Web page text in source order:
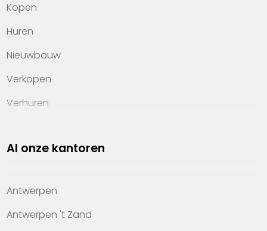
Kopen
Huren
Nieuwbouw
Verkopen
Verhuren
Property management
Kennis van wonen
Kantoren
Al onze kantoren
Antwerpen
Antwerpen 't Zand